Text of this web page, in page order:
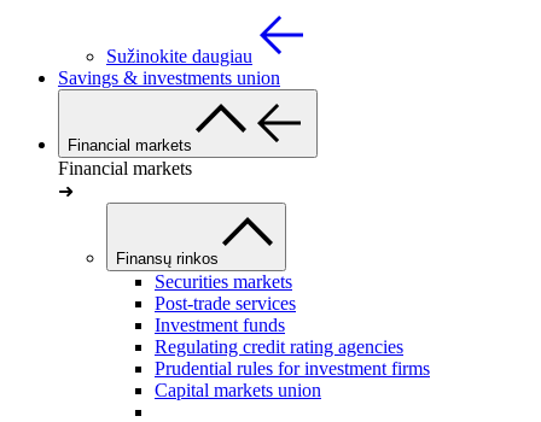
Sužinokite daugiau
Savings & investments union
Financial markets
Financial markets
➜
Finansų rinkos
Securities markets
Post-trade services
Investment funds
Regulating credit rating agencies
Prudential rules for investment firms
Capital markets union